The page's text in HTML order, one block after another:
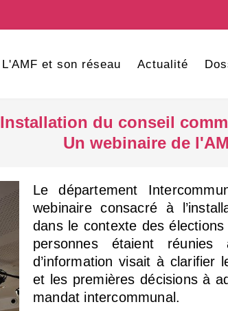
L'AMF et son réseau Actualité
Installation du conseil
Un webinaire de
Le département
webinaire consacré à
dans le contexte des
personnes étaient
d’information visait à clarifier
et les premières décisions à
mandat intercommunal.